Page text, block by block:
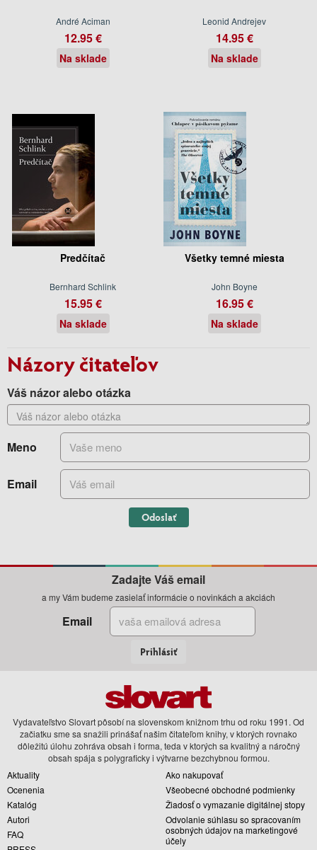
André Aciman
12.95 €
Na sklade
Leonid Andrejev
14.95 €
Na sklade
Predčítač
Bernhard Schlink
15.95 €
Na sklade
Všetky temné miesta
John Boyne
16.95 €
Na sklade
Názory čitateľov
Váš názor alebo otázka
Meno
Email
Odoslať
Zadajte Váš email
a my Vám budeme zasielať informácie o novinkách a akciách
Email
Prihlásiť
Vydavateľstvo Slovart pôsobí na slovenskom knižnom trhu od roku 1991. Od
začiatku sme sa snažili prinášať našim čitateľom knihy, v ktorých rovnako
dôležitú úlohu zohráva obsah i forma, teda v ktorých sa kvalitný a náročný
obsah spája s polygraficky i výtvarne bezchybnou formou.
Aktuality
Ocenenia
Katalóg
Autori
FAQ
Ako nakupovať
Všeobecné obchodné podmienky
Žiadosť o vymazanie digitálnej stopy
Odvolanie súhlasu so spracovaním
osobných údajov na marketingové
účely